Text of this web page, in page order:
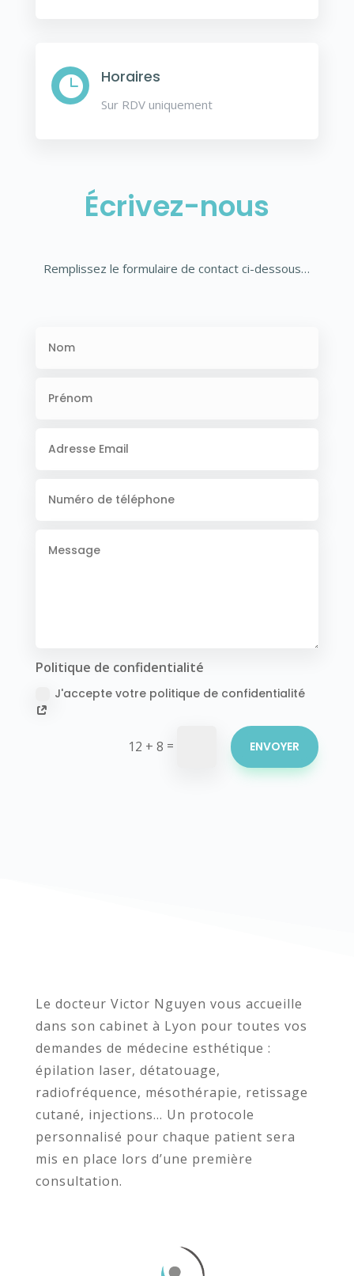
 Horaires
Sur RDV uniquement
Écrivez-nous
Remplissez le formulaire de contact ci-dessous…
Politique de confidentialité
J'accepte votre politique de confidentialité
12 + 8 = ENVOYER
Le docteur Victor Nguyen vous accueille
dans son cabinet à Lyon pour toutes vos
demandes de médecine esthétique :
épilation laser, détatouage,
radiofréquence, mésothérapie, retissage
cutané, injections… Un protocole
personnalisé pour chaque patient sera
mis en place lors d’une première
consultation.